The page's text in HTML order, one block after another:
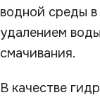
водной среды
удалением
смачивания.
В качестве